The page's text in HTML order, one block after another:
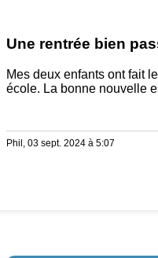
Une rentrée bien
Mes deux enfants ont fait
école. La bonne nouvelle
Phil, 03 sept. 2024 à 5:07